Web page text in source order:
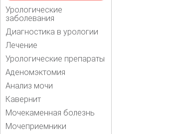
Урологические
заболевания
Диагностика в урологии
Лечение
Урологические препараты
Аденомэктомия
Анализ мочи
Кавернит
Мочекаменная болезнь
Мочеприемники